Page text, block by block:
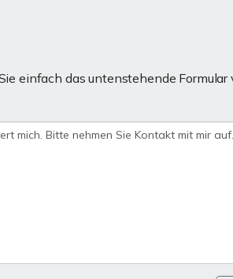
einfach das untenstehende Formular